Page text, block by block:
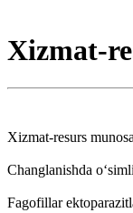
Xizmat-
Xizmat-resurs
Changlanishda
Fagofillar